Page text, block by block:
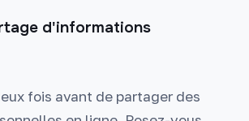
d'informations
fois avant de partager des